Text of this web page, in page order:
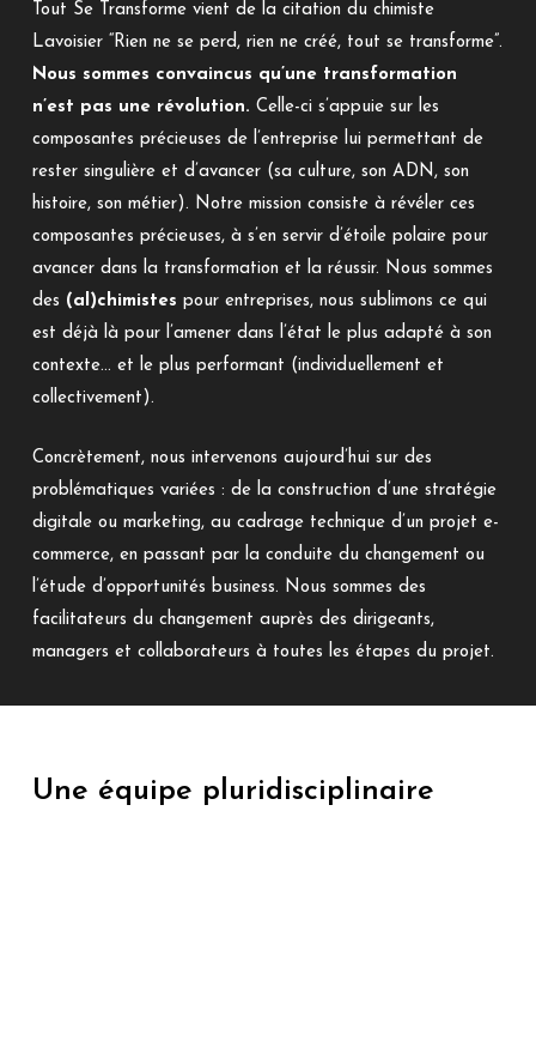
Tout Se Transforme vient de la citation du chimiste
Lavoisier “Rien ne se perd, rien ne créé, tout se transforme”.
Nous sommes convaincus qu’une transformation
n’est pas une révolution. Celle-ci s’appuie sur les
composantes précieuses de l’entreprise lui permettant de
rester singulière et d’avancer (sa culture, son ADN, son
histoire, son métier). Notre mission consiste à révéler ces
composantes précieuses, à s’en servir d’étoile polaire pour
avancer dans la transformation et la réussir. Nous sommes
des (al)chimistes pour entreprises, nous sublimons ce qui
est déjà là pour l’amener dans l’état le plus adapté à son
contexte… et le plus performant (individuellement et
collectivement).
Concrètement, nous intervenons aujourd’hui sur des
problématiques variées : de la construction d’une stratégie
digitale ou marketing, au cadrage technique d’un projet e-
commerce, en passant par la conduite du changement ou
l’étude d’opportunités business. Nous sommes des
facilitateurs du changement auprès des dirigeants,
managers et collaborateurs à toutes les étapes du projet.
Une équipe pluridisciplinaire